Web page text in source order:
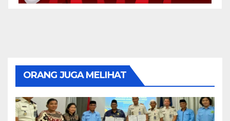
ORANG JUGA MELIHAT